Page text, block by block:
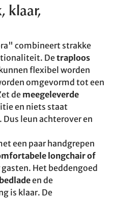
klaar,
combineert strakke
Detraploos
kunnen flexibel worden
omgevormd tot een
demeegeleverde
en niets staat
leun achterover en
een paar handgrepen
longchair of
Het beddengoed
en de
is klaar. De